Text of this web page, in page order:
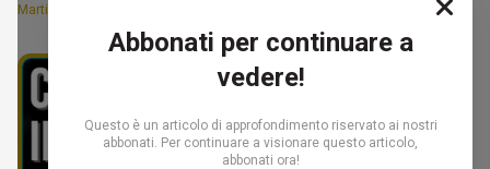
Abbonati per continuare a
vedere!
Questo è un articolo di approfondimento riservato ai nostri
abbonati. Per continuare a visionare questo articolo,
abbonati ora!
Martino Nicoletti